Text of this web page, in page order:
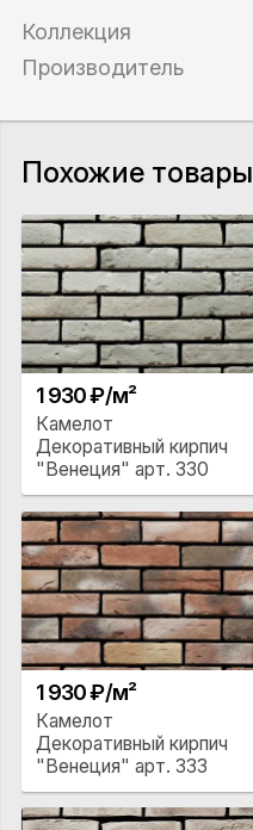
Коллекция
Производитель
Похожие товары
1 930 ₽/м²
Камелот
Декоративный кирпич
"Венеция" арт. 330
1 930 ₽/м²
Камелот
Декоративный кирпич
"Венеция" арт. 333